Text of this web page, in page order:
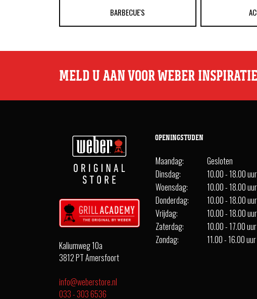
BARBECUE'S
MELD U AAN VOOR WEBER INSPIRATIE
Kaliumweg 10a
3812 PT Amersfoort
info@weberstore.nl
033 - 303 6536
OPENINGSTIJDEN
Maandag:
Gesloten
Dinsdag:
10.00 - 18.00 uur
Woensdag:
10.00 - 18.00 uur
Donderdag:
10.00 - 18.00 uur
Vrijdag:
10.00 - 18.00 uur
Zaterdag:
10.00 - 17.00 uur
Zondag:
11.00 - 16.00 uur